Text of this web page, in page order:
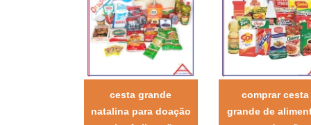
cesta grande
natalina para doação
comprar cesta
grande de